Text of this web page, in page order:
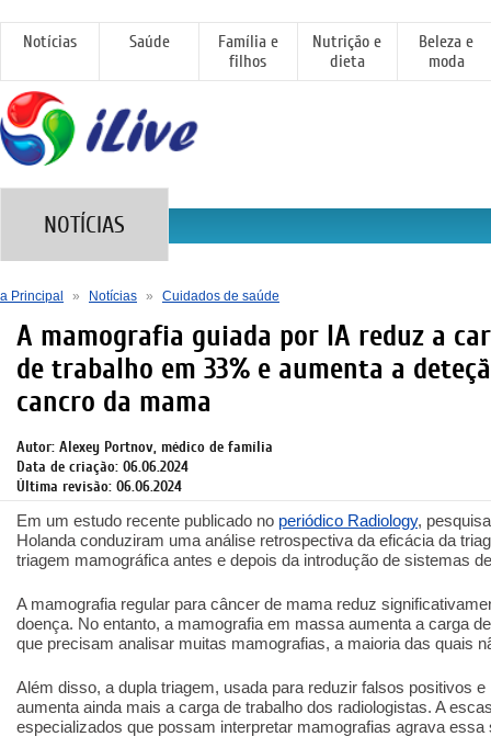
Notícias Saúde
Família e
filhos
Nutrição e
dieta
Beleza e
moda
NOTÍCIAS
a Principal » Notícias » Cuidados de saúde
A mamografia guiada por IA reduz a
de trabalho em 33% e aumenta a
cancro da mama
Autor: Alexey Portnov, médico de família
Data de criação: 06.06.2024
Última revisão: 06.06.2024
Em um estudo recente publicado no periódico Radiology,
Holanda conduziram uma análise retrospectiva da eficácia da
triagem mamográfica antes e depois da introdução de sistemas
A mamografia regular para câncer de mama reduz
doença. No entanto, a mamografia em massa aumenta a carga
que precisam analisar muitas mamografias, a maioria das quais
Além disso, a dupla triagem, usada para reduzir falsos positivos
aumenta ainda mais a carga de trabalho dos radiologistas. A
especializados que possam interpretar mamografias agrava essa